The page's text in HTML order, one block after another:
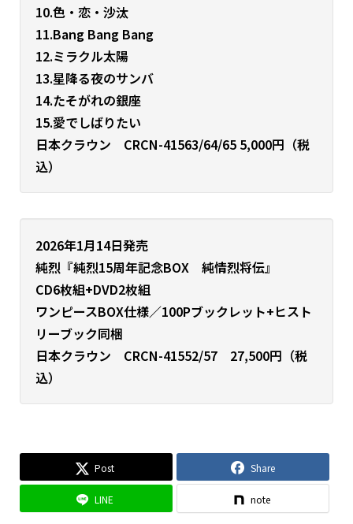
10.色・恋・沙汰
11.Bang Bang Bang
12.ミラクル太陽
13.星降る夜のサンバ
14.たそがれの銀座
15.愛でしばりたい
日本クラウン CRCN-41563/64/65 5,000円（税
込）
2026年1月14日発売
純烈『純烈15周年記念BOX 純情烈将伝』
CD6枚組+DVD2枚組
ワンピースBOX仕様／100Pブックレット+ヒスト
リーブック同梱
日本クラウン CRCN-41552/57 27,500円（税
込）
Post Share
LINE note